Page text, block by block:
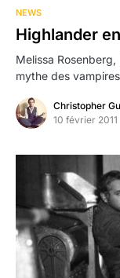
NEWS
Highlander
Melissa
mythe des
Christopher
10 février 2011